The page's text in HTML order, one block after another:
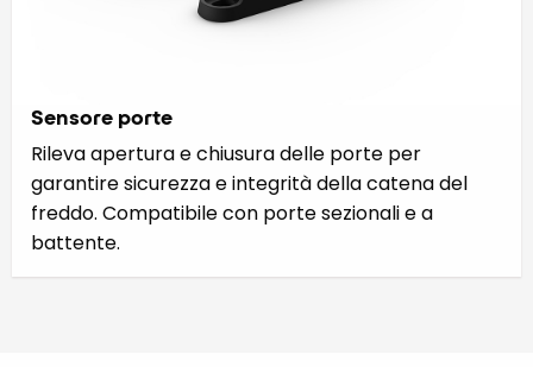
Sensore porte
Rileva apertura e chiusura delle porte per
garantire sicurezza e integrità della catena del
freddo. Compatibile con porte sezionali e a
battente.